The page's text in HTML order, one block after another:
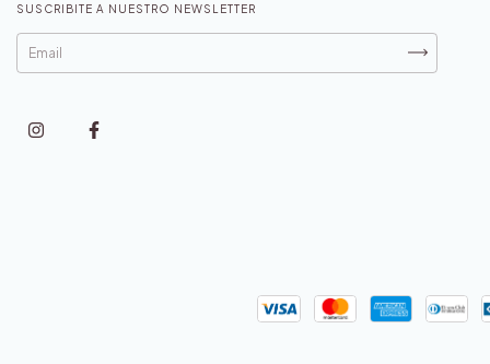
SUSCRIBITE A NUESTRO NEWSLETTER